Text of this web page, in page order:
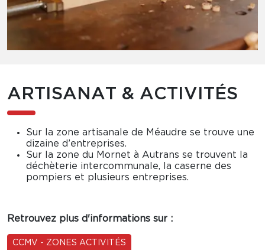
ARTISANAT & ACTIVITÉS
Sur la zone artisanale de Méaudre se trouve une
dizaine d’entreprises.
Sur la zone du Mornet à Autrans se trouvent la
déchèterie intercommunale, la caserne des
pompiers et plusieurs entreprises.
Retrouvez plus d'informations sur :
CCMV - ZONES ACTIVITÉS